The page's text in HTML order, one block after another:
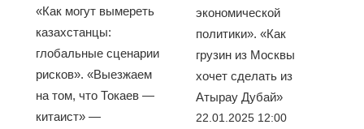
«Как могут вымереть
казахстанцы:
глобальные сценарии
рисков». «Выезжаем
на том, что Токаев —
китаист» —
экономической
политики». «Как
грузин из Москвы
хочет сделать из
Атырау Дубай»
22.01.2025 12:00